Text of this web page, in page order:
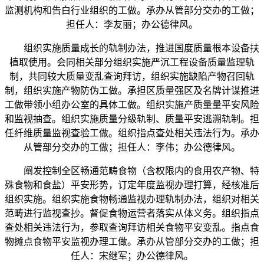
监测机构和告白行业组织的工做。承办从管部分交办的工做；
担任人：李友丽；办公德律风。
组织实施质量成长的轨制办法，推进国度质量根本设备扶
植取使用。会同相关部分组织实施严沉工程设备质量监理轨
制，共同较大质量变乱查询拜访，组织实施缺陷产物召回轨
制，组织实施产物防伪工做。承担区质量强区及名牌计谋推进
工做带领小组办公室的具体工做。组织实施产质量量平安风险
和监视抽查。组织实施质量分级轨制、质量平安逃溯轨制。担
任纤维质量监视查验工做。组织指点查处相关违法行为。承办
从管部分交办的工做；担任人：李伟；办公德律风。
阐发控制全区畅通范畴食物（含权限内的食用农产物、特
殊食物和食盐）平安形势，订定年度监视办理打算，经核准后
组织实施。组织实施食物畅通监视办理轨制办法，组织对相关
范畴进行监视查抄。督促食物运营者落实从体义务。组织指点
查处相关违法行为，参取查询拜访相关食物平安变乱。指点食
物摊点食物平安监视办理工做。承办从管部分交办的工做；担
任人：宋继军；办公德律风。